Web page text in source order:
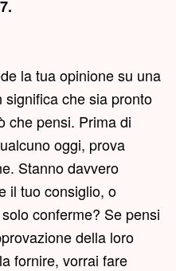
la tua opinione su una
che sia pronto
che pensi. Prima di
oggi, prova
Stanno davvero
il tuo consiglio, o
conferme? Se pensi
della loro
fornire, vorrai fare